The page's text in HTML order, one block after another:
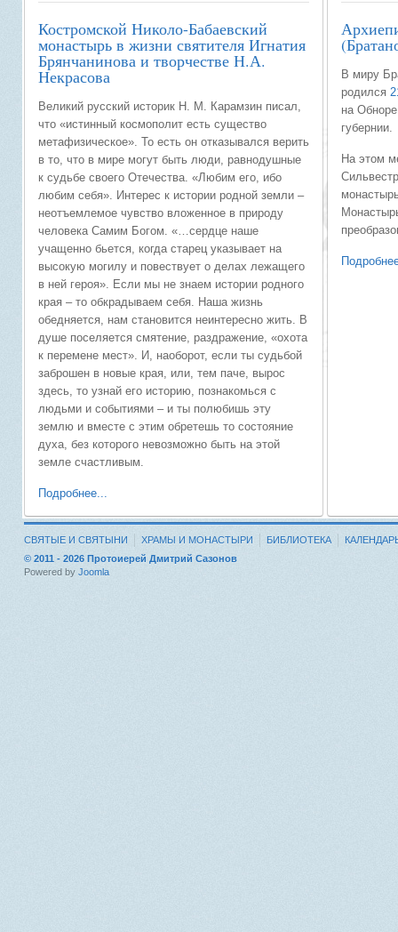
Костромской Николо-Бабаевский
монастырь в жизни святителя Игнатия
Брянчанинова и творчестве Н.А.
Некрасова
Великий русский историк Н. М. Карамзин писал,
что «истинный космополит есть существо
метафизическое». То есть он отказывался верить
в то, что в мире могут быть люди, равнодушные
к судьбе своего Отечества. «Любим его, ибо
любим себя». Интерес к истории родной земли –
неотъемлемое чувство вложенное в природу
человека Самим Богом. «…сердце наше
учащенно бьется, когда старец указывает на
высокую могилу и повествует о делах лежащего
в ней героя». Если мы не знаем истории родного
края – то обкрадываем себя. Наша жизнь
обедняется, нам становится неинтересно жить. В
душе поселяется смятение, раздражение, «охота
к перемене мест». И, наоборот, если ты судьбой
заброшен в новые края, или, тем паче, вырос
здесь, то узнай его историю, познакомься с
людьми и событиями – и ты полюбишь эту
землю и вместе с этим обретешь то состояние
духа, без которого невозможно быть на этой
земле счастливым.
Подробнее...
В миру
родился
на
губернии.
На этом
СВЯТЫЕ И СВЯТЫНИ ХРАМЫ И МОНАСТЫРИ БИБЛИОТЕКА
© 2011 - 2026 Протоиерей Дмитрий Сазонов
Powered by Joomla